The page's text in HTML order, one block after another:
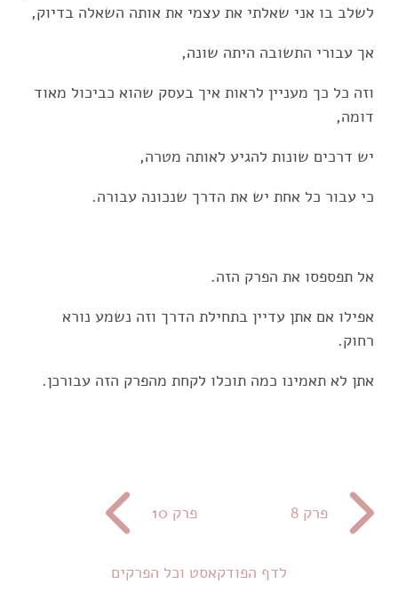
לשלב בו אני שאלתי את עצמי את אותה השאלה בדיוק,
אך עבורי התשובה היתה שונה,
וזה כל כך מעניין לראות איך בעסק שהוא כביכול מאוד
דומה,
יש דרכים שונות להגיע לאותה מטרה,
כי עבור כל אחת יש את הדרך שנכונה עבורה.
אל תפספסו את הפרק הזה.
אפילו אם אתן עדיין בתחילת הדרך וזה נשמע נורא
רחוק.
אתן לא תאמינו כמה תוכלו לקחת מהפרק הזה עבורכן.
פרק 8 פרק 10
לדף הפודקאסט וכל הפרקים